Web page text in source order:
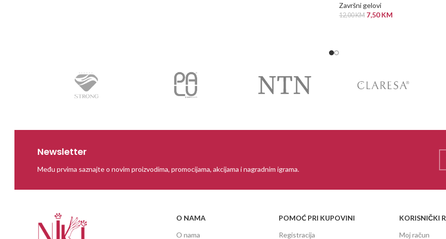
Završni gelovi
12,00KM 7,50KM
Newsletter
Među prvima saznajte o novim proizvodima, promocijama, akcijama i nagradnim igrama.
O NAMA
O nama
POMOĆ PRI KUPOVINI
Registracija
KORISNIČKI
Moj račun